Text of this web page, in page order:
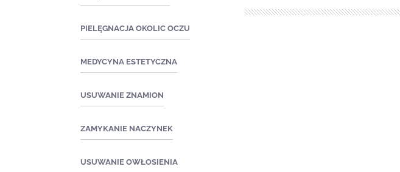
Zabiegi ekspresowe
Zabiegi oczyszczające
Zabiegi przeciwtrądzikowe2
różowaty
kwasach
PIELĘGNACJA OKOLIC OCZU
Zabiegi kosmetyczne
MEDYCYNA ESTETYCZNA
USUWANIE ZNAMION
ZAMYKANIE NACZYNEK
USUWANIE OWŁOSIENIA